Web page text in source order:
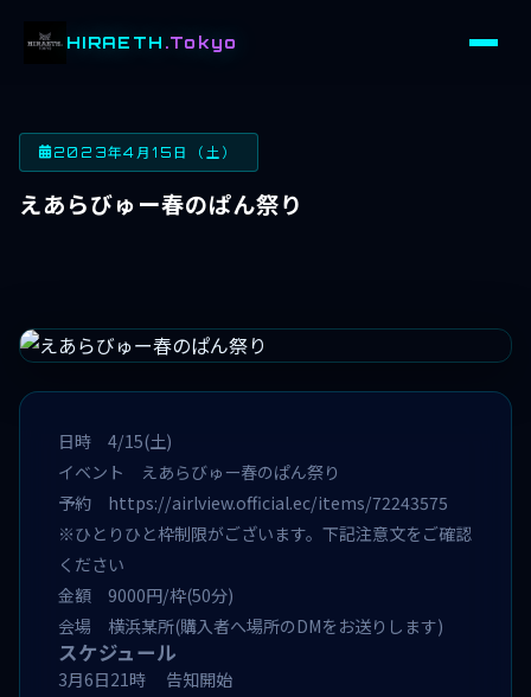
HIRAETH .Tokyo
2023年4月15日（土）
えあらびゅー春のぱん祭り
日時 4/15(土)
イベント えあらびゅー春のぱん祭り
予約 https://airlview.official.ec/items/72243575
※ひとりひと枠制限がございます。下記注意文をご確認
ください
金額 9000円/枠(50分)
会場 横浜某所(購入者へ場所のDMをお送りします)
スケジュール
3月6日21時 告知開始